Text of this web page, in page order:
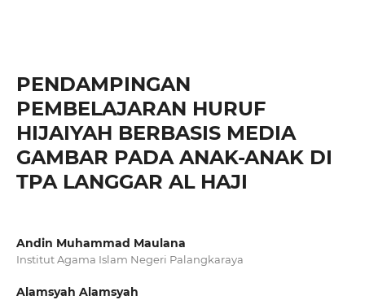
PENDAMPINGAN
PEMBELAJARAN HURUF
HIJAIYAH BERBASIS MEDIA
GAMBAR PADA ANAK-ANAK DI
TPA LANGGAR AL HAJI
Andin Muhammad Maulana
Institut Agama Islam Negeri Palangkaraya
Alamsyah Alamsyah